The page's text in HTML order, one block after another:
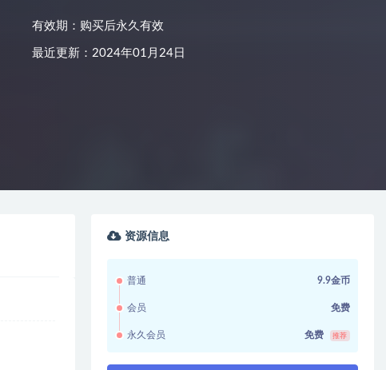
有效期：购买后永久有效
最近更新：2024年01月24日
资源信息
普通 9.9金币
会员 免费
永久会员 免费 推荐